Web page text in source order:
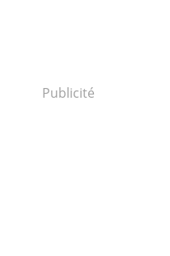
Publicité